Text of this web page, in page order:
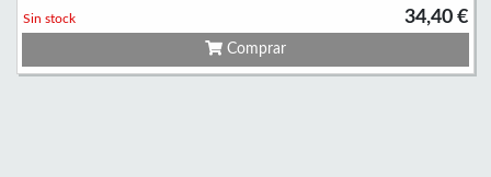
34,40 €
Sin stock
Comprar